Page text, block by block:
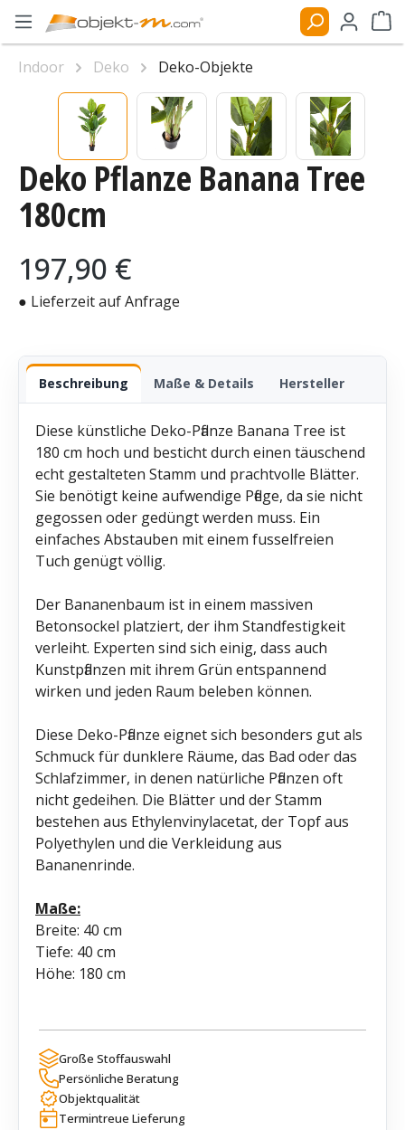
Zum Hauptinhalt springen
Deko Pflanze Banana Tree
180cm
Regulärer Preis:
197,90 €
● Lieferzeit auf Anfrage
Beschreibung Maße & Details Hersteller
Diese künstliche Deko-Pflanze Banana Tree ist
180 cm hoch und besticht durch einen täuschend
echt gestalteten Stamm und prachtvolle Blätter.
Sie benötigt keine aufwendige Pflege, da sie nicht
gegossen oder gedüngt werden muss. Ein
einfaches Abstauben mit einem fusselfreien
Tuch genügt völlig.
Der Bananenbaum ist in einem massiven
Betonsockel platziert, der ihm Standfestigkeit
verleiht. Experten sind sich einig, dass auch
Kunstpflanzen mit ihrem Grün entspannend
wirken und jeden Raum beleben können.
Diese Deko-Pflanze eignet sich besonders gut als
Schmuck für dunklere Räume, das Bad oder das
Schlafzimmer, in denen natürliche Pflanzen oft
nicht gedeihen. Die Blätter und der Stamm
bestehen aus Ethylenvinylacetat, der Topf aus
Polyethylen und die Verkleidung aus
Bananenrinde.
Maße:
Breite: 40 cm
Tiefe: 40 cm
Höhe: 180 cm
Große Stoffauswahl
Persönliche Beratung
Objektqualität
Termintreue Lieferung
Indoor Deko
Deko-Objekte
Bildergalerie überspringen